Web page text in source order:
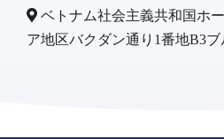
ベトナム社会主義共和国ホ
ア地区バクダン通り1番地B3